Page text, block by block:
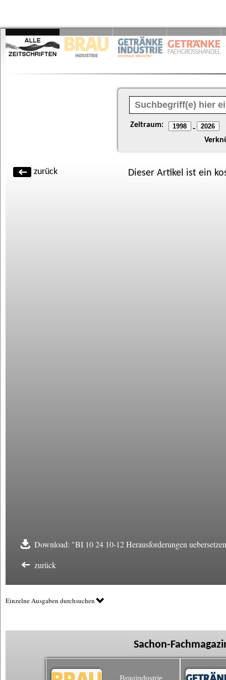
Zeitraum: -
zurück Dieser Artikel ist ein
Download: "BI 10 24 10-12 Herausforderungen
zurück
Einzelne Ausgaben durchsuchen
Sachon-
Brauindustrie